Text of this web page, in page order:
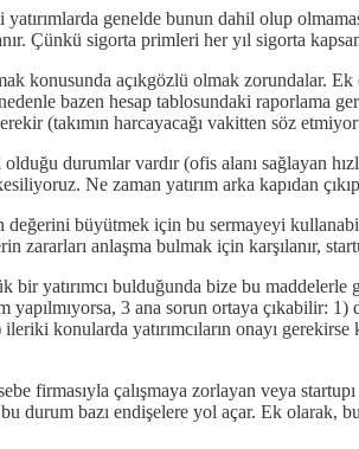
genelde bunun dahil olup
Çünkü sigorta primleri her yıl sigorta
konusunda açıkgözlü olmak zorundalar.
bazen hesap tablosundaki raporlama
(takımın harcayacağı vakitten söz
durumlar vardır (ofis alanı sağlayan
Ne zaman yatırım arka kapıdan
değerini büyütmek için bu sermayeyi
anlaşma bulmak için karşılanır,
bir yatırımcı bulduğunda bize bu
3 ana sorun ortaya çıkabilir:
konularda yatırımcıların onayı
firmasıyla çalışmaya zorlayan veya
bazı endişelere yol açar. Ek olarak,